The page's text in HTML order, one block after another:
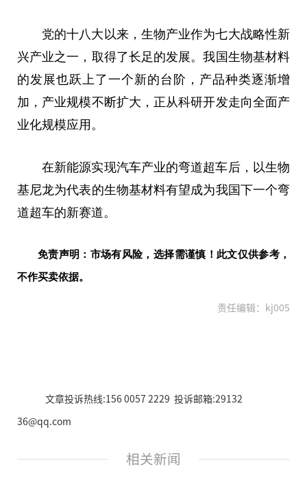
党的十八大以来，生物产业作为七大战略性新
兴产业之一，取得了长足的发展。我国生物基材料
的发展也跃上了一个新的台阶，产品种类逐渐增
加，产业规模不断扩大，正从科研开发走向全面产
业化规模应用。
在新能源实现汽车产业的弯道超车后，以生物
基尼龙为代表的生物基材料有望成为我国下一个弯
道超车的新赛道。
免责声明：市场有风险，选择需谨慎！此文仅供参考，
不作买卖依据。
责任编辑：kj005
文章投诉热线:156 0057 2229 投诉邮箱:29132
36@qq.com
相关新闻